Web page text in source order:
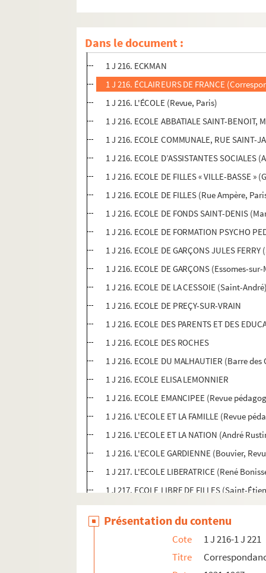
Dans le document :
1 J 216-1 J 221. Correspondance E
1 J 216. EBERHARD Jean-Claude
1 J 216. ECKMAN
1 J 216. ÉCLAIREURS DE FRANCE
1 J 216. L'ÉCOLE (Revue, Paris)
1 J 216. ECOLE ABBATIALE SAINT-BENOIT,
1 J 216. ECOLE COMMUNALE, RUE SAINT-
1 J 216. ECOLE D’ASSISTANTES
1 J 216. ECOLE DE FILLES « VILLE-BASSE »
1 J 216. ECOLE DE FILLES (Rue Ampère,
1 J 216. ECOLE DE FONDS SAINT-DENIS
1 J 216. ECOLE DE FORMATION PSYCHO
1 J 216. ECOLE DE GARÇONS JULES
1 J 216. ECOLE DE GARÇONS (Essomes-
1 J 216. ECOLE DE LA CESSOIE (Saint-
1 J 216. ECOLE DE PREÇY-SUR-VRAIN
1 J 216. ECOLE DES PARENTS ET DES
1 J 216. ECOLE DES ROCHES
1 J 216. ECOLE DU MALHAUTIER (Barre des
1 J 216. ECOLE ELISA LEMONNIER
1 J 216. ECOLE EMANCIPEE (Revue
1 J 216. L'ECOLE ET LA FAMILLE (Revue
1 J 216. L'ECOLE ET LA NATION (André
1 J 216. L'ECOLE GARDIENNE (Bouvier,
1 J 217. L'ECOLE LIBERATRICE (René
1 J 217. ECOLE LIBRE DE FILLES (Saint-
1 J 217. ECOLE MATERNELLE « LA
1 J 217. ECOLE MATERNELLE DE BELAIR
1 J 217. ECOLE MATERNELLE DE
1 J 217. ECOLE MATERNELLE DE PEN-AR-
Présentation du contenu
Cote
1 J 216-1 J 221
Titre